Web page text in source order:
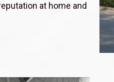
at home and